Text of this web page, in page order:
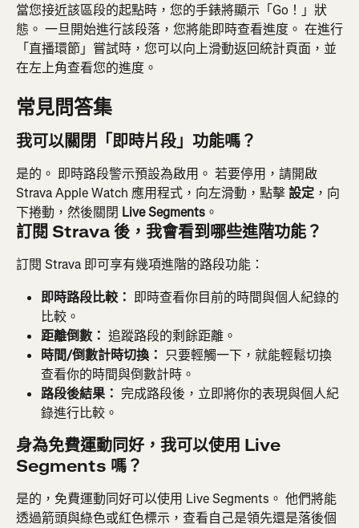
當您接近該區段的起點時，您的手錶將顯示「Go！」狀
態。 一旦開始進行該段落，您將能即時查看進度。 在進行
「直播環節」嘗試時，您可以向上滑動返回統計頁面，並
在左上角查看您的進度。
常見問答集
我可以關閉「即時片段」功能嗎？
是的。 即時路段警示預設為啟用。 若要停用，請開啟
Strava Apple Watch 應用程式，向左滑動，點擊 設定 ，向
下捲動，然後關閉 Live Segments 。
訂閱 Strava 後，我會看到哪些進階功能？
訂閱 Strava 即可享有幾項進階的路段功能：
即時路段比較： 即時查看你目前的時間與個人紀錄的
比較。
距離倒數： 追蹤路段的剩餘距離。
時間/倒數計時切換： 只要輕觸一下，就能輕鬆切換
查看你的時間與倒數計時。
路段後結果： 完成路段後，立即將你的表現與個人紀
錄進行比較。
身為免費運動同好，我可以使用 Live
Segments 嗎？
是的，免費運動同好可以使用 Live Segments。 他們將能
透過箭頭與綠色或紅色標示，查看自己是領先還是落後個